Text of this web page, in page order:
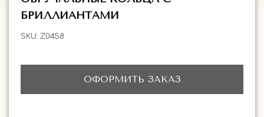
БРИЛЛИАНТАМИ
SKU: Z0458
ОФОРМИТЬ ЗАКАЗ